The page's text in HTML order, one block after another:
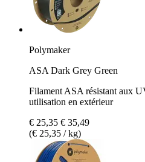
Polymaker
ASA Dark Grey Green
Filament ASA résistant aux
utilisation en extérieur
€ 25,35 € 35,49
(€ 25,35 / kg)